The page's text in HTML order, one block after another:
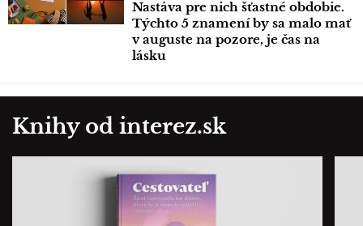
Nastáva pre nich šťastné obdobie.
Týchto 5 znamení by sa malo mať
v auguste na pozore, je čas na
lásku
Knihy od interez.sk